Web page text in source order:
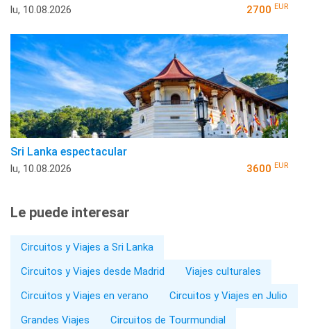
lu, 10.08.2026 2700 EUR
Sri Lanka espectacular
lu, 10.08.2026 3600 EUR
Le puede interesar
Circuitos y Viajes a Sri Lanka
Circuitos y Viajes desde Madrid
Viajes culturales
Circuitos y Viajes en verano
Circuitos y Viajes en Julio
Grandes Viajes
Circuitos de Tourmundial